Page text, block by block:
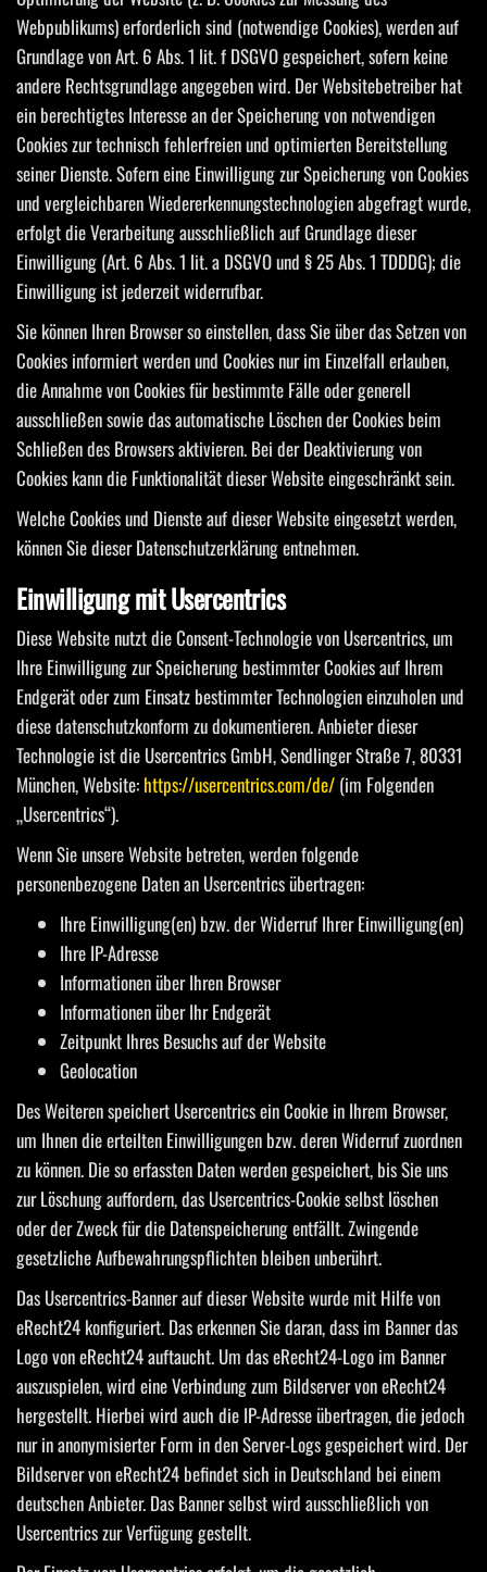
Webpublikums) erforderlich sind (notwendige Cookies), werden auf
Grundlage von Art. 6 Abs. 1 lit. f DSGVO gespeichert, sofern keine
andere Rechtsgrundlage angegeben wird. Der Websitebetreiber hat
ein berechtigtes Interesse an der Speicherung von notwendigen
Cookies zur technisch fehlerfreien und optimierten Bereitstellung
seiner Dienste. Sofern eine Einwilligung zur Speicherung von Cookies
und vergleichbaren Wiedererkennungstechnologien abgefragt wurde,
erfolgt die Verarbeitung ausschließlich auf Grundlage dieser
Einwilligung (Art. 6 Abs. 1 lit. a DSGVO und § 25 Abs. 1 TDDDG); die
Einwilligung ist jederzeit widerrufbar.
Sie können Ihren Browser so einstellen, dass Sie über das Setzen von
Cookies informiert werden und Cookies nur im Einzelfall erlauben,
die Annahme von Cookies für bestimmte Fälle oder generell
ausschließen sowie das automatische Löschen der Cookies beim
Schließen des Browsers aktivieren. Bei der Deaktivierung von
Cookies kann die Funktionalität dieser Website eingeschränkt sein.
Welche Cookies und Dienste auf dieser Website eingesetzt werden,
können Sie dieser Datenschutzerklärung entnehmen.
Einwilligung mit Usercentrics
Diese Website nutzt die Consent-Technologie von Usercentrics, um
Ihre Einwilligung zur Speicherung bestimmter Cookies auf Ihrem
Endgerät oder zum Einsatz bestimmter Technologien einzuholen und
diese datenschutzkonform zu dokumentieren. Anbieter dieser
Technologie ist die Usercentrics GmbH, Sendlinger Straße 7, 80331
München, Website: https://usercentrics.com/de/ (im Folgenden
„Usercentrics“).
Wenn Sie unsere Website betreten, werden folgende
personenbezogene Daten an Usercentrics übertragen:
Ihre Einwilligung(en) bzw. der Widerruf Ihrer Einwilligung(en)
Ihre IP-Adresse
Informationen über Ihren Browser
Informationen über Ihr Endgerät
Zeitpunkt Ihres Besuchs auf der Website
Geolocation
Des Weiteren speichert Usercentrics ein Cookie in Ihrem Browser,
um Ihnen die erteilten Einwilligungen bzw. deren Widerruf zuordnen
zu können. Die so erfassten Daten werden gespeichert, bis Sie uns
zur Löschung auffordern, das Usercentrics-Cookie selbst löschen
oder der Zweck für die Datenspeicherung entfällt. Zwingende
gesetzliche Aufbewahrungspflichten bleiben unberührt.
Das Usercentrics-Banner auf dieser Website wurde mit Hilfe von
eRecht24 konfiguriert. Das erkennen Sie daran, dass im Banner das
Logo von eRecht24 auftaucht. Um das eRecht24-Logo im Banner
auszuspielen, wird eine Verbindung zum Bildserver von eRecht24
hergestellt. Hierbei wird auch die IP-Adresse übertragen, die jedoch
nur in anonymisierter Form in den Server-Logs gespeichert wird. Der
Bildserver von eRecht24 befindet sich in Deutschland bei einem
deutschen Anbieter. Das Banner selbst wird ausschließlich von
Usercentrics zur Verfügung gestellt.